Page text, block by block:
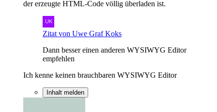
der erzeugte HTML-Code völlig überladen ist.
Zitat von Uwe Graf Koks
Dann besser einen anderen WYSIWYG Editor
empfehlen
Ich kenne keinen brauchbaren WYSIWYG Editor
Inhalt melden